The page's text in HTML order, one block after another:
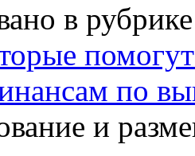
в
по
и